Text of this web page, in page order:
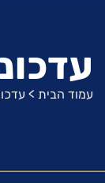
עמוד הבית >